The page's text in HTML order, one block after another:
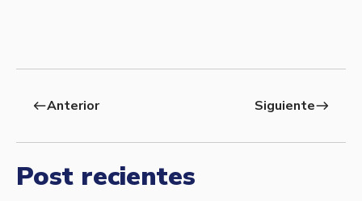
westAnterior Siguienteeast
Post recientes